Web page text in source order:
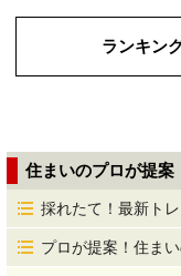
ランキン
住まいのプロが提案
採れたて！最新ト
プロが提案！住ま